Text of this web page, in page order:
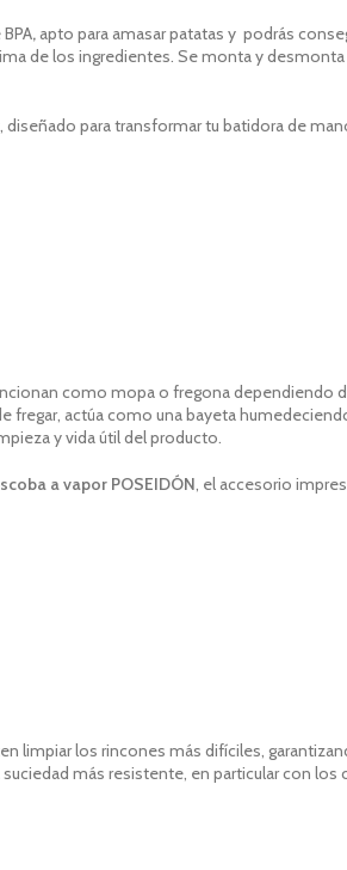
, apto para amasar patatas y podrás
de los ingredientes. Se monta y
, diseñado para transformar tu batidora de
como mopa o fregona dependiendo
actúa como una bayeta
y vida útil del producto.
a vapor POSEIDÓN , el accesorio
limpiar los rincones más difíciles,
más resistente, en particular con